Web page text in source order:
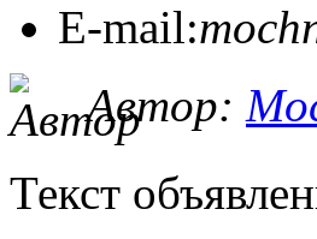
E-mail:
Автор:
Текст